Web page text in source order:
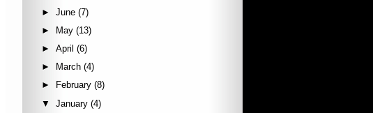
►June (7)
►
May (13)
►April (6)
►
March (4)
►
February (8)
▼
January (4)